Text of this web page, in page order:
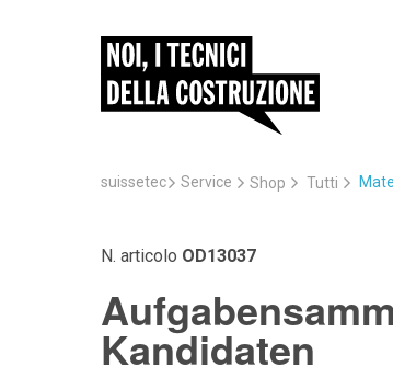
suissetec Service Shop Tutti
N. articolo OD13037
Kandidaten